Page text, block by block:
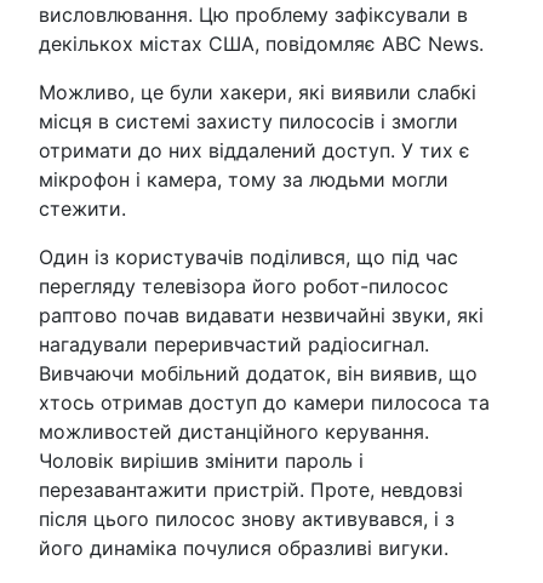
висловлювання. Цю проблему зафіксували в
декількох містах США, повідомляє ABC News.
Можливо, це були хакери, які виявили слабкі
місця в системі захисту пилососів і змогли
отримати до них віддалений доступ. У тих є
мікрофон і камера, тому за людьми могли
стежити.
Один із користувачів поділився, що під час
перегляду телевізора його робот-пилосос
раптово почав видавати незвичайні звуки, які
нагадували переривчастий радіосигнал.
Вивчаючи мобільний додаток, він виявив, що
хтось отримав доступ до камери пилососа та
можливостей дистанційного керування.
Чоловік вирішив змінити пароль і
перезавантажити пристрій. Проте, невдовзі
після цього пилосос знову активувався, і з
його динаміка почулися образливі вигуки.